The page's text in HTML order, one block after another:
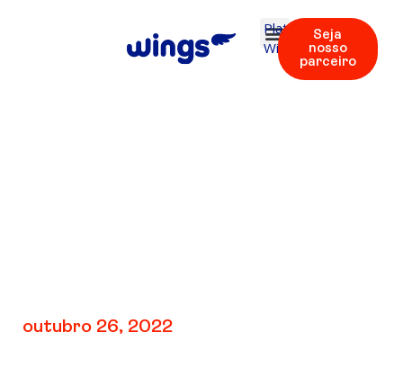
Plataforma
Wings
Seja
nosso
parceiro
outubro 26, 2022